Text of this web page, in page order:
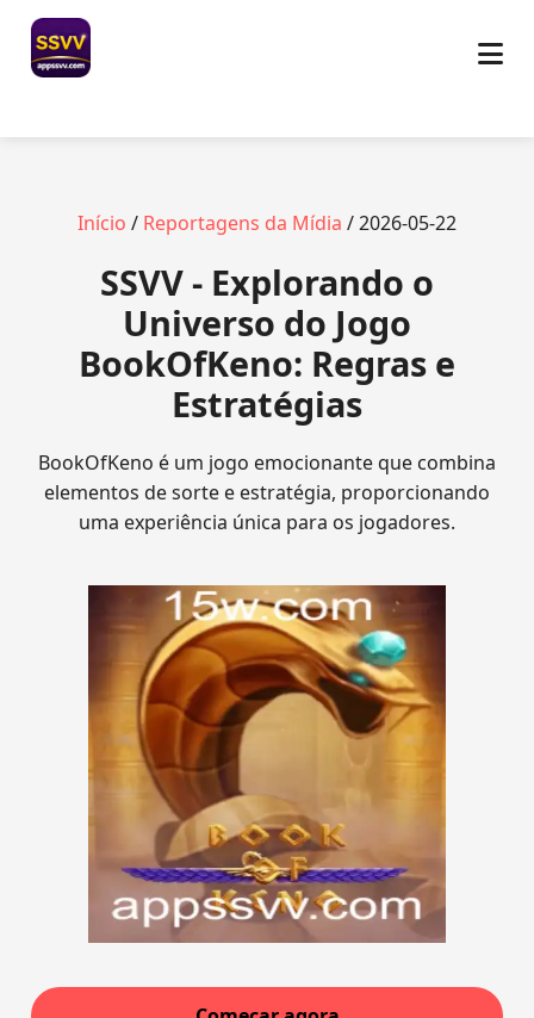
Início / Reportagens da Mídia / 2026-05-22
SSVV - Explorando o
Universo do Jogo
BookOfKeno: Regras e
Estratégias
BookOfKeno é um jogo emocionante que combina
elementos de sorte e estratégia, proporcionando
uma experiência única para os jogadores.